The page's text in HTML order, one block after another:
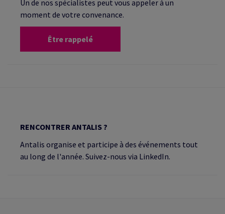
Un de nos spécialistes peut vous appeler à un
moment de votre convenance.
Être rappelé
RENCONTRER ANTALIS ?
Antalis organise et participe à des événements tout
au long de l'année. Suivez-nous via LinkedIn.